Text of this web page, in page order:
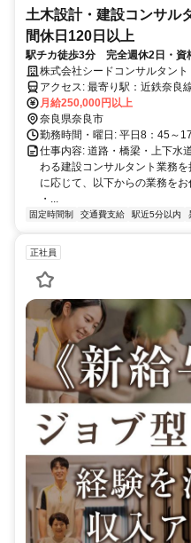
土木設計・建設コンサル
間休日120日以上
駅チカ徒歩3分 完全週休2日・資
ける環境です。
株式会社シードコンサルタント
アクセス: 最寄り駅：近
月給250,000円以上
奈良県奈良市
勤務時間・曜日: 平日8：45～
仕事内容: 道路・橋梁・上下水
わる建設コンサルタント業務
に応じて、以下からの業務を
・...
固定時間制 交通費支給 駅近5分以内
正社員